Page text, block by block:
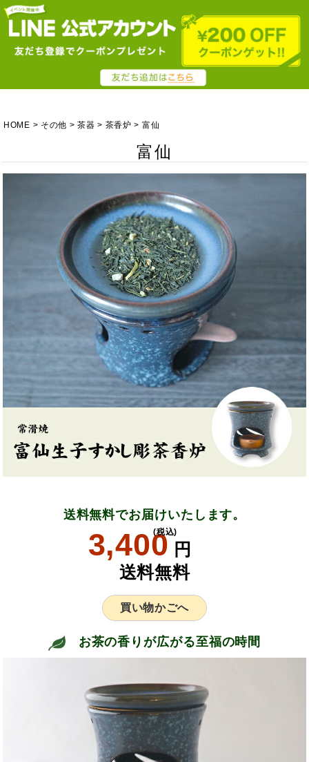
HOME その他 茶器 茶香炉 富仙
富仙
送料無料でお届けいたします。
3,400 円
(税込)
送料無料
買い物かごへ
お茶の香りが広がる至福の時間